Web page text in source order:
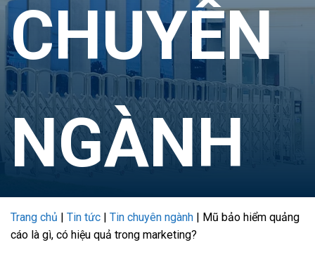
CHUYÊN
NGÀNH
Trang chủ | Tin tức | Tin chuyên ngành | Mũ bảo hiểm quảng
cáo là gì, có hiệu quả trong marketing?